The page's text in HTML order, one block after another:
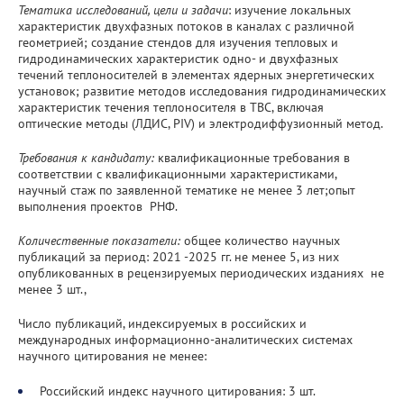
Тематика исследований, цели и задачи: изучение локальных
характеристик двухфазных потоков в каналах с различной
геометрией; создание стендов для изучения тепловых и
гидродинамических характеристик одно- и двухфазных
течений теплоносителей в элементах ядерных энергетических
установок; развитие методов исследования гидродинамических
характеристик течения теплоносителя в ТВС, включая
оптические методы (ЛДИС, PIV) и электродиффузионный метод.
Требования к кандидату: квалификационные требования в
соответствии с квалификационными характеристиками,
научный стаж по заявленной тематике не менее 3 лет;опыт
выполнения проектов РНФ.
Количественные показатели: общее количество научных
публикаций за период: 2021 -2025 гг. не менее 5, из них
опубликованных в рецензируемых периодических изданиях не
менее 3 шт.,
Число публикаций, индексируемых в российских и
международных информационно-аналитических системах
научного цитирования не менее:
Российский индекс научного цитирования: 3 шт.